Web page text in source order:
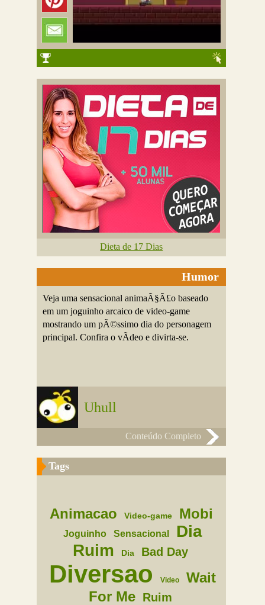
Dieta de 17 Dias
Humor
Veja uma sensacional animaÃ§Ã£o baseado
em um joguinho arcaico de video-game
mostrando um pÃ©ssimo dia do personagem
principal. Confira o vÃ­deo e divirta-se.
Uhull
Conteúdo Completo
Tags
Animacao Video-game Mobi
Joguinho Sensacional
Dia
Ruim
Dia Bad Day
Diversao Video
Wait
For Me
Ruim